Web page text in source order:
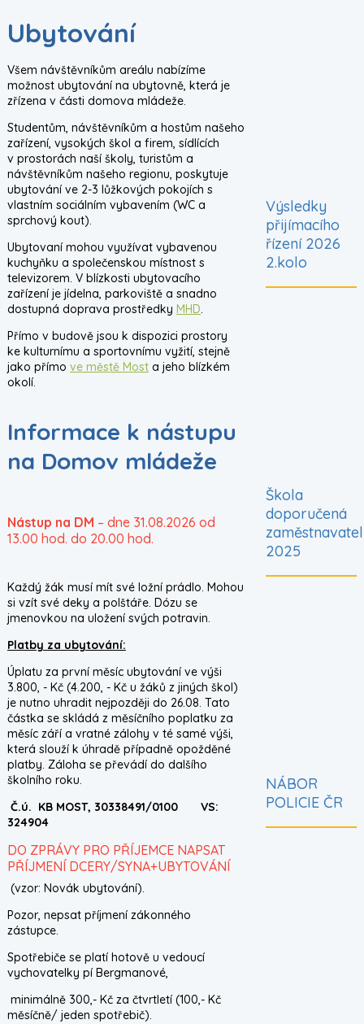
Ubytování
Všem návštěvníkům areálu nabízíme
možnost ubytování na ubytovně, která je
zřízena v části domova mládeže.
Studentům, návštěvníkům a hostům našeho
zařízení, vysokých škol a firem, sídlících
v prostorách naší školy, turistům a
návštěvníkům našeho regionu, poskytuje
ubytování ve 2-3 lůžkových pokojích s
vlastním sociálním vybavením (WC a
sprchový kout).
Ubytovaní mohou využívat vybavenou
kuchyňku a společenskou místnost s
televizorem. V blízkosti ubytovacího
zařízení je jídelna, parkoviště a snadno
dostupná doprava prostředky MHD
Přímo v budově jsou k dispozici prostory
ke kulturnímu a sportovnímu vyžití, stejně
jako přímo ve městě Mosta jeho blízkém
okolí.
Informace k nástupu
na Domov mládeže
Nástup na DM – dne 31.08.2026 od
13.00 hod. do 20.00 hod.
Každý žák musí mít své ložní prádlo. Mohou
si vzít své deky a polštáře. Dózu se
jmenovkou na uložení svých potravin.
Platby za ubytování:
Úplatu za první měsíc ubytování ve výši
3.800, - Kč (4.200, - Kč u žáků z jiných škol)
je nutno uhradit nejpozději do 26.08. Tato
částka se skládá z měsíčního poplatku za
měsíc září a vratné zálohy v té samé výši,
která slouží k úhradě případně opožděné
platby. Záloha se převádí do dalšího
školního roku.
Č.ú. KB MOST, 30338491/0100 VS:
324904
DO ZPRÁVY PRO PŘÍJEMCE NAPSAT
PŘÍJMENÍ DCERY/SYNA+UBYTOVÁNÍ
(vzor: Novák ubytování).
Pozor, nepsat příjmení zákonného
zástupce.
Spotřebiče se platí hotově u vedoucí
vychovatelky pí Bergmanové,
minimálně 300,- Kč za čtvrtletí (100,- Kč
měsíčně/ jeden spotřebič).
Výsledky
přijímacího
řízení 2026
2.kolo
Škola
doporučená
2025
NÁBOR
POLICIE ČR